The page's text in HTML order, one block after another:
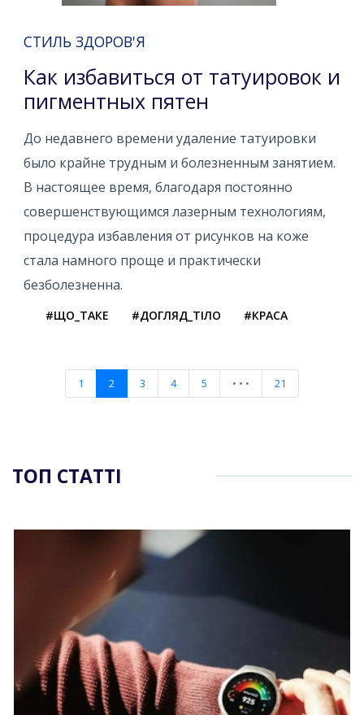
СТИЛЬ ЗДОРОВ'Я
Как избавиться от татуировок и
пигментных пятен
До недавнего времени удаление татуировки
было крайне трудным и болезненным занятием.
В настоящее время, благодаря постоянно
совершенствующимся лазерным технологиям,
процедура избавления от рисунков на коже
стала намного проще и практически
безболезненна.
#ЩО_ТАКЕ #ДОГЛЯД_ТІЛО #КРАСА
1 2 3 4 5 • • • 21
ТОП СТАТТІ